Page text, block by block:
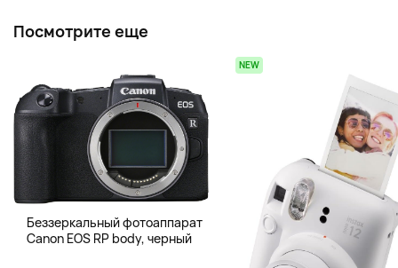
Посмотрите еще
Беззеркальный фотоаппарат
Canon EOS RP body, черный
NEW